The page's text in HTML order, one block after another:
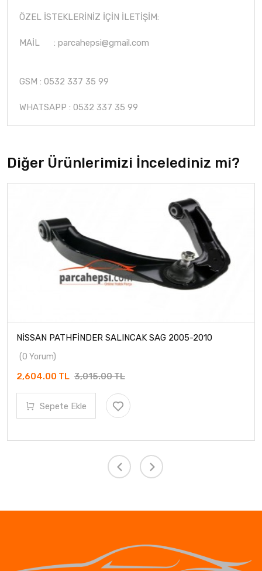
ÖZEL İSTEKLERİNİZ İÇİN İLETİŞİM:
MAİL : parcahepsi@gmail.com
GSM : 0532 337 35 99
WHATSAPP : 0532 337 35 99
Diğer Ürünlerimizi İncelediniz mi?
NİSSAN PATHFİNDER SALINCAK SAG 2005-2010
(0 Yorum)
2,604.00 TL 3,015.00 TL
Sepete Ekle